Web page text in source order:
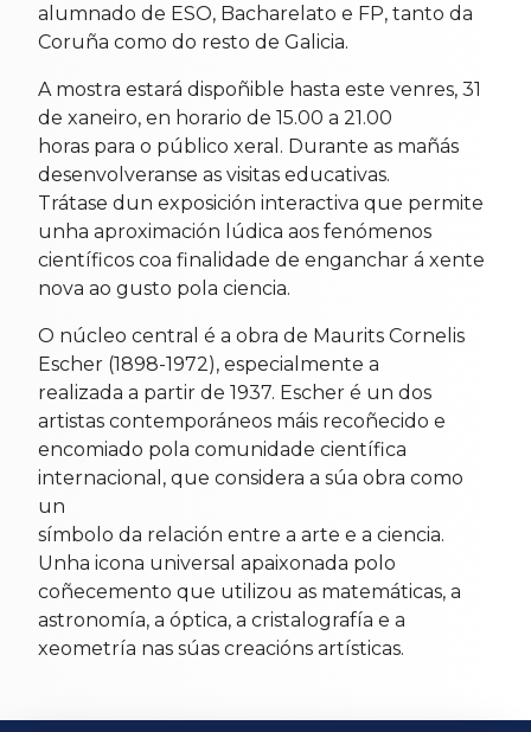
alumnado de ESO, Bacharelato e FP, tanto da
Coruña como do resto de Galicia.
A mostra estará dispoñible hasta este venres, 31
de xaneiro, en horario de 15.00 a 21.00
horas para o público xeral. Durante as mañás
desenvolveranse as visitas educativas.
Trátase dun exposición interactiva que permite
unha aproximación lúdica aos fenómenos
científicos coa finalidade de enganchar á xente
nova ao gusto pola ciencia.
O núcleo central é a obra de Maurits Cornelis
Escher (1898-1972), especialmente a
realizada a partir de 1937. Escher é un dos
artistas contemporáneos máis recoñecido e
encomiado pola comunidade científica
internacional, que considera a súa obra como
un
símbolo da relación entre a arte e a ciencia.
Unha icona universal apaixonada polo
coñecemento que utilizou as matemáticas, a
astronomía, a óptica, a cristalografía e a
xeometría nas súas creacións artísticas.